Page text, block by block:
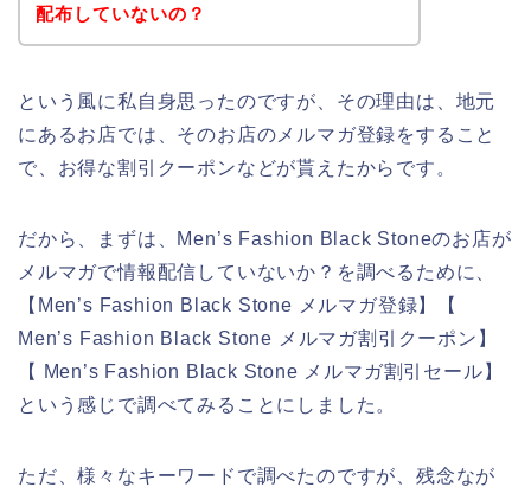
配布していないの？
という風に私自身思ったのですが、その理由は、地元
にあるお店では、そのお店のメルマガ登録をすること
で、お得な割引クーポンなどが貰えたからです。
だから、まずは、Men’s Fashion Black Stoneのお店が
メルマガで情報配信していないか？を調べるために、
【Men’s Fashion Black Stone メルマガ登録】【
Men’s Fashion Black Stone メルマガ割引クーポン】
【 Men’s Fashion Black Stone メルマガ割引セール】
という感じで調べてみることにしました。
ただ、様々なキーワードで調べたのですが、残念なが